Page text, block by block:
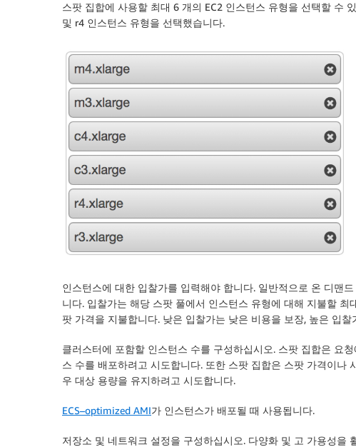
스팟 집합에 사용할 최대 6 개의 EC2 인스턴스 유형을 선택할 수
및 r4 인스턴스 유형을 선택했습니다.
인스턴스에 대한 입찰가를 입력해야 합니다. 일반적으로 온 디맨
니다. 입찰가는 해당 스팟 풀에서 인스턴스 유형에 대해 지불할
팟 가격을 지불합니다. 낮은 입찰가는 낮은 비용을 보장, 높은 입
클러스터에 포함할 인스턴스 수를 구성하십시오. 스팟 집합은 요
스 수를 배포하려고 시도합니다. 또한 스팟 집합은 스팟 가격이나
우 대상 용량을 유지하려고 시도합니다.
ECS–optimized AMI가 인스턴스가 배포될 때 사용됩니다.
저장소 및 네트워크 설정을 구성하십시오. 다양화 및 고 가용성을